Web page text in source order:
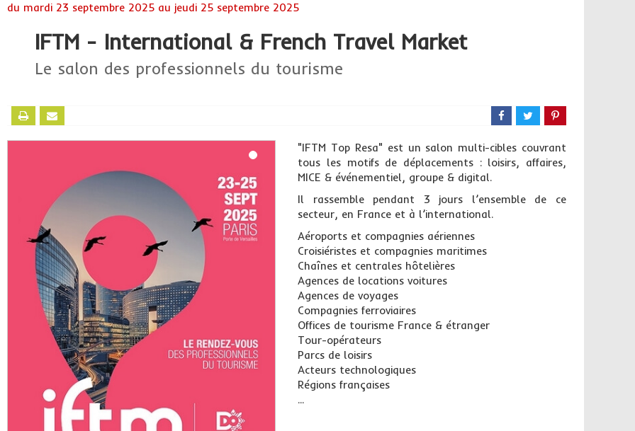
du mardi 23 septembre 2025 au jeudi 25 septembre 2025
IFTM - International & French Travel Market
Le salon des professionnels du tourisme
"IFTM Top Resa" est un salon multi-cibles couvrant
tous les motifs de déplacements : loisirs, affaires,
MICE & événementiel, groupe & digital.
Il rassemble pendant 3 jours l’ensemble de ce
secteur, en France et à l’international.
Aéroports et compagnies aériennes
Croisiéristes et compagnies maritimes
Chaînes et centrales hôtelières
Agences de locations voitures
Agences de voyages
Compagnies ferroviaires
Offices de tourisme France & étranger
Tour-opérateurs
Parcs de loisirs
Acteurs technologiques
Régions françaises
...